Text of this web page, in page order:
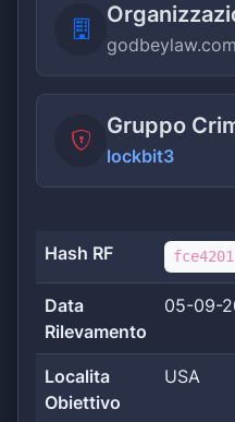
godbeylaw.com
Gruppo
lockbit3
Hash RF
Data
Rilevamento
05-09-
Localita
Obiettivo
USA